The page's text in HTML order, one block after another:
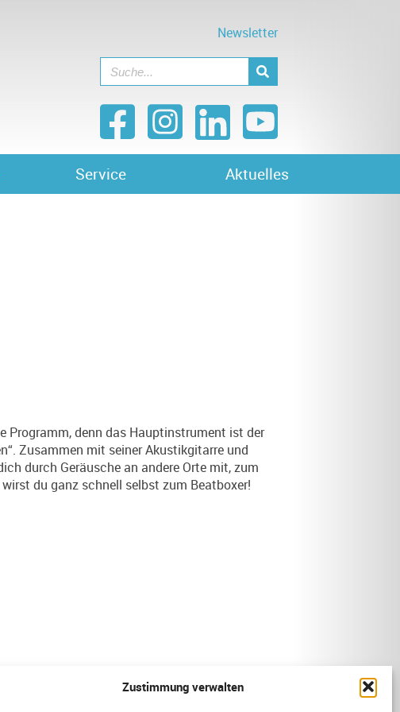
Zustimmung verwalten
Newsletter
Service Aktuelles
Programm, denn das Hauptinstrument ist der
Zusammen mit seiner Akustikgitarre und
durch Geräusche an andere Orte mit, zum
du ganz schnell selbst zum Beatboxer!